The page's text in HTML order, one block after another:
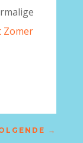
Zomer
→